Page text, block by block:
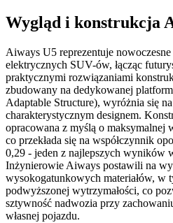
Wygląd i konstrukcja
Aiways U5 reprezentuje
elektrycznych SUV-ów, łącząc
praktycznymi rozwiązaniami
zbudowany na dedykowanej
Adaptable Structure), wyróżnia się
charakterystycznym designem.
opracowana z myślą o maksymalnej
co przekłada się na współczynnik
0,29 - jeden z najlepszych wyników
Inżynierowie Aiways postawili na
wysokogatunkowych materiałów, w
podwyższonej wytrzymałości, co
sztywność nadwozia przy
własnej pojazdu.